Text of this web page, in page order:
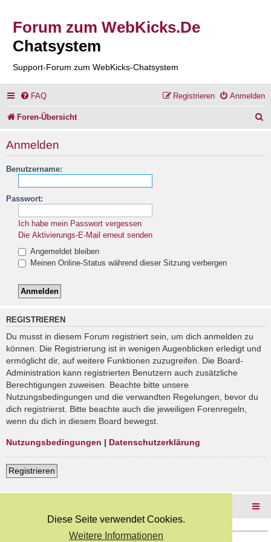
Diese Seite verwendet Cookies.
Weitere Informationen
Forum zum WebKicks.De
Chatsystem
Support-Forum zum WebKicks-Chatsystem
FAQ Anmelden
Registrieren
Foren-Übersicht
Anmelden
Benutzername:
Passwort:
Ich habe mein Passwort vergessen
Die Aktivierungs-E-Mail erneut senden
Angemeldet bleiben
Meinen Online-Status während dieser Sitzung verbergen
REGISTRIEREN
Du musst in diesem Forum registriert sein, um dich anmelden zu
können. Die Registrierung ist in wenigen Augenblicken erledigt und
ermöglicht dir, auf weitere Funktionen zuzugreifen. Die Board-
Administration kann registrierten Benutzern auch zusätzliche
Berechtigungen zuweisen. Beachte bitte unsere
Nutzungsbedingungen und die verwandten Regelungen, bevor du
dich registrierst. Bitte beachte auch die jeweiligen Forenregeln,
wenn du dich in diesem Board bewegst.
Nutzungsbedingungen | Datenschutzerklärung
Registrieren